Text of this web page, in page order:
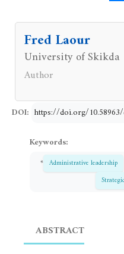
Fred Laour
University of Skikda
Author
DOI: https://doi.org/
Keywords:
* Administrative leadership
ABSTRACT